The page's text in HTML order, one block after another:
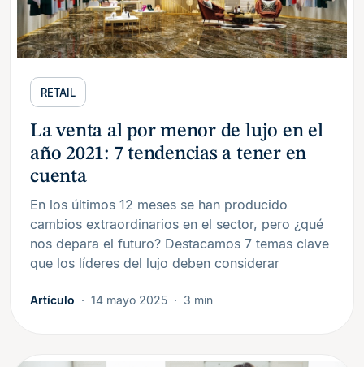
RETAIL
La venta al por menor de lujo en el
año 2021: 7 tendencias a tener en
cuenta
En los últimos 12 meses se han producido
cambios extraordinarios en el sector, pero ¿qué
nos depara el futuro? Destacamos 7 temas clave
que los líderes del lujo deben considerar
Artículo 14 mayo 2025 3 min